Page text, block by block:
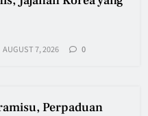
AUGUST 7, 2026 0
Perpaduan